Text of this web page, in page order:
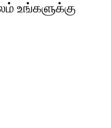
உங்களுக்கு